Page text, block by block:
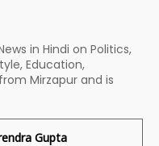
in Hindi on Politics,
Education,
Mirzapur and is
Gupta